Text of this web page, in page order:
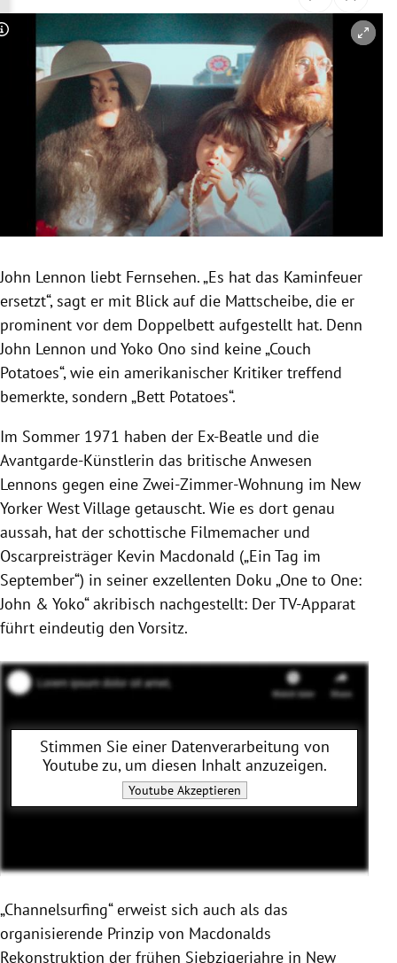
Untermenü
Untermenü
Untermenü
Untermenü
Untermenü
Untermenü
Untermenü
Copyright-Hinweis öffnen/schließen
John Lennon liebt Fernsehen. „Es hat das Kaminfeuer
ersetzt“, sagt er mit Blick auf die Mattscheibe, die er
prominent vor dem Doppelbett aufgestellt hat. Denn
John Lennon und Yoko Ono sind keine „Couch
Potatoes“, wie ein amerikanischer Kritiker treffend
bemerkte, sondern „Bett Potatoes“.
Im Sommer 1971 haben der Ex-Beatle und die
Avantgarde-Künstlerin das britische Anwesen
Lennons gegen eine Zwei-Zimmer-Wohnung im New
Yorker West Village getauscht. Wie es dort genau
aussah, hat der schottische Filmemacher und
Oscarpreisträger Kevin Macdonald („Ein Tag im
September“) in seiner exzellenten Doku „One to One:
John & Yoko“ akribisch nachgestellt: Der TV-Apparat
führt eindeutig den Vorsitz.
Stimmen Sie einer Datenverarbeitung von
Youtubezu, um diesen Inhalt anzuzeigen.
YoutubeAkzeptieren
„Channelsurfing“ erweist sich auch als das
organisierende Prinzip von Macdonalds
Rekonstruktion der frühen Siebzigerjahre in New